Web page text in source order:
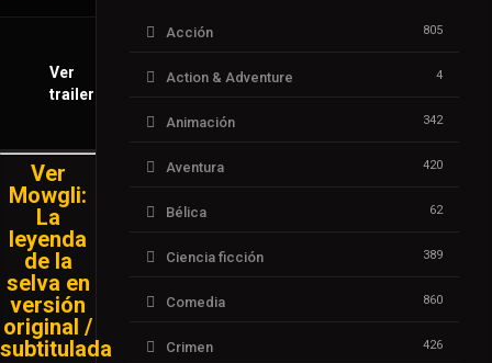
Ver
trailer
Ver
Mowgli:
La
leyenda
de la
selva en
versión
original /
subtitulada
Acción 805
Action & Adventure 4
Animación 342
Aventura 420
Bélica 62
Ciencia ficción 389
Comedia 860
Crimen 426